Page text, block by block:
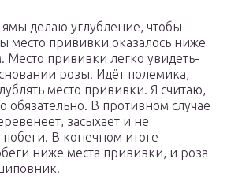
делаю углубление, чтобы
место прививки оказалось ниже
Место прививки легко увидеть-
розы. Идёт полемика,
место прививки. Я считаю,
обязательно. В противном случае
засыхает и не
В конечном итоге
ниже места прививки, и роза